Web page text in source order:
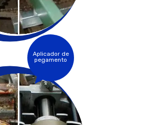
Aplicador de
pegamento